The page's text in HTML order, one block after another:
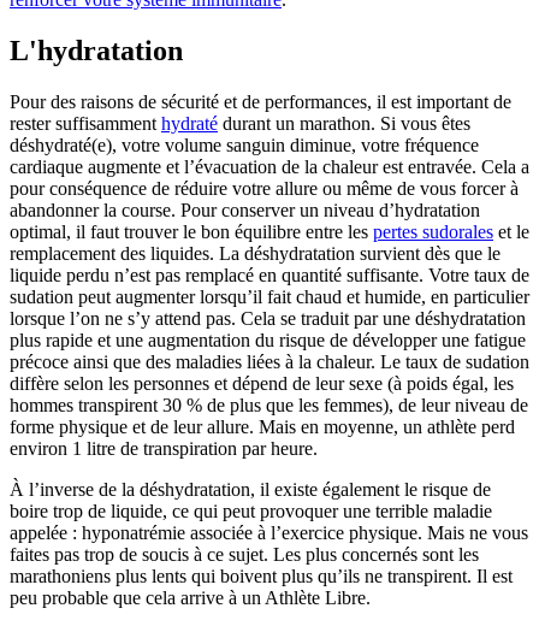
L'hydratation
Pour des raisons de sécurité et de performances, il est important de
rester suffisamment hydraté durant un marathon. Si vous êtes
déshydraté(e), votre volume sanguin diminue, votre fréquence
cardiaque augmente et l’évacuation de la chaleur est entravée. Cela a
pour conséquence de réduire votre allure ou même de vous forcer à
abandonner la course. Pour conserver un niveau d’hydratation
optimal, il faut trouver le bon équilibre entre les pertes sudorales et le
remplacement des liquides. La déshydratation survient dès que le
liquide perdu n’est pas remplacé en quantité suffisante. Votre taux de
sudation peut augmenter lorsqu’il fait chaud et humide, en particulier
lorsque l’on ne s’y attend pas. Cela se traduit par une déshydratation
plus rapide et une augmentation du risque de développer une fatigue
précoce ainsi que des maladies liées à la chaleur. Le taux de sudation
diffère selon les personnes et dépend de leur sexe (à poids égal, les
hommes transpirent 30 % de plus que les femmes), de leur niveau de
forme physique et de leur allure. Mais en moyenne, un athlète perd
environ 1 litre de transpiration par heure.
À l’inverse de la déshydratation, il existe également le risque de
boire trop de liquide, ce qui peut provoquer une terrible maladie
appelée : hyponatrémie associée à l’exercice physique. Mais ne vous
faites pas trop de soucis à ce sujet. Les plus concernés sont les
marathoniens plus lents qui boivent plus qu’ils ne transpirent. Il est
peu probable que cela arrive à un Athlète Libre.